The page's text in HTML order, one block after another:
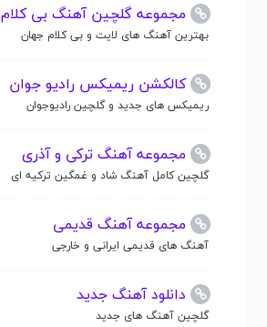
مجموعه گلچین آهنگ بی کلام
بهترین آهنگ های لایت و بی کلام جهان
کالکشن ریمیکس رادیو جوان
ریمیکس های جدید و گلچین رادیوجوان
مجموعه آهنگ ترکی و آذری
گلچین کامل آهنگ شاد و غمگین ترکیه ای
مجموعه آهنگ قدیمی
آهنگ های قدیمی ایرانی و خارجی
دانلود آهنگ جدید
گلچین آهنگ های جدید